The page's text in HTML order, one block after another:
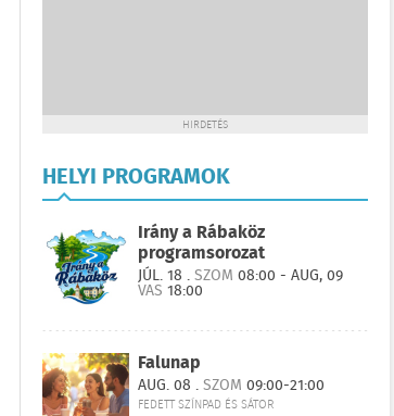
HIRDETÉS
HELYI PROGRAMOK
Irány a Rábaköz
programsorozat
JÚL. 18 .SZOM 08:00 - AUG, 09
VAS 18:00
Falunap
AUG. 08 .SZOM 09:00-21:00
FEDETT SZÍNPAD ÉS SÁTOR